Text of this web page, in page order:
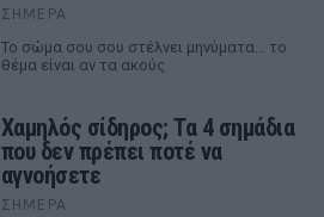
ΣΉΜΕΡΑ
Το σώμα σου σου στέλνει μηνύματα… το
θέμα είναι αν τα ακούς
Χαμηλός σίδηρος; Τα 4 σημάδια
που δεν πρέπει ποτέ να
αγνοήσετε
ΣΉΜΕΡΑ